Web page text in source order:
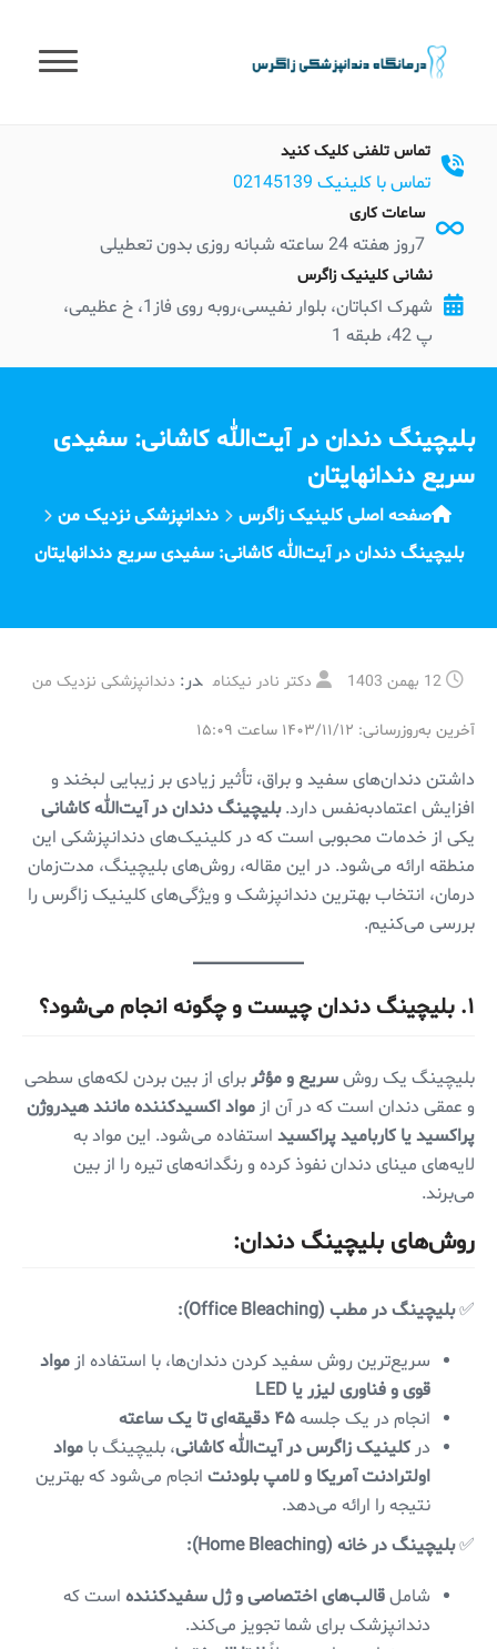
content
تماس تلفنی کلیک کنید
تماس با کلینیک 02145139
ساعات کاری
7روز هفته 24 ساعته شبانه روزی بدون تعطیلی
نشانی کلینیک زاگرس
شهرک اکباتان، بلوار نفیسی،روبه روی فاز1، خ عظیمی،
پ 42، طبقه 1
بلیچینگ دندان در آیت‌الله کاشانی: سفیدی
سریع دندانهایتان
صفحه اصلی کلینیک زاگرس
دندانپزشکی نزدیک من
بلیچینگ دندان در آیت‌الله کاشانی: سفیدی سریع دندانهایتان
12 بهمن 1403 دکتر نادر نیکنام در: دندانپزشکی نزدیک من
آخرین به‌روزرسانی: ۱۴۰۳/۱۱/۱۲ ساعت ۱۵:۰۹
داشتن دندان‌های سفید و براق، تأثیر زیادی بر زیبایی لبخند و
افزایش اعتمادبه‌نفس دارد.بلیچینگ دندان در آیت‌الله کاشانی
یکی از خدمات محبوبی است که در کلینیک‌های دندانپزشکی این
منطقه ارائه می‌شود. در این مقاله، روش‌های بلیچینگ، مدت‌زمان
درمان، انتخاب بهترین دندانپزشک و ویژگی‌های کلینیک زاگرس را
بررسی می‌کنیم.
۱. بلیچینگ دندان چیست و چگونه انجام می‌شود؟
بلیچینگ یک روشسریع و مؤثربرای از بین بردن لکه‌های سطحی
و عمقی دندان است که در آن از مواد اکسیدکننده مانند هیدروژن
پراکسید یا کاربامید پراکسید استفاده می‌شود. این مواد به
لایه‌های مینای دندان نفوذ کرده و رنگدانه‌های تیره را از بین
می‌برند.
روش‌های بلیچینگ دندان:
✅بلیچینگ در مطب (Office Bleaching):
سریع‌ترین روش سفید کردن دندان‌ها، با استفاده از مواد
قوی و فناوری لیزر یا LED
انجام در یک جلسه۴۵ دقیقه‌ای تا یک ساعته
در کلینیک زاگرس در آیت‌الله کاشانی، بلیچینگ با مواد
اولترادنت آمریکا و لامپ بلودنت انجام می‌شود که بهترین
نتیجه را ارائه می‌دهد.
✅بلیچینگ در خانه (Home Bleaching):
شاملقالب‌های اختصاصی و ژل سفیدکننده است که
دندانپزشک برای شما تجویز می‌کند.